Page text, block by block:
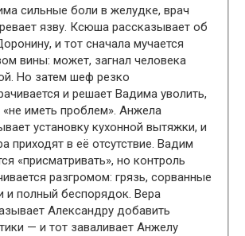
сильные боли в желудке, врач
язву. Ксюша рассказывает об
и тот сначала мучается
вины: может, загнал человека
Но затем шеф резко
и решает Вадима уволить,
иметь проблем». Анжела
установку кухонной вытяжки, и
приходят в её отсутствие. Вадим
«присматривать», но контроль
разгромом: грязь, сорванные
и полный беспорядок. Вера
Александру добавить
— и тот заваливает Анжелу